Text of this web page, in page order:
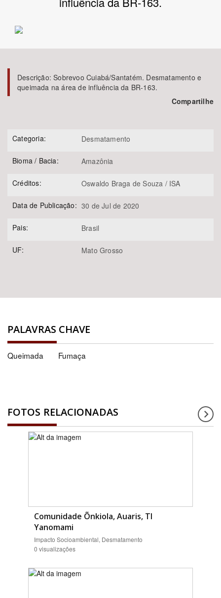
Tema
Subtema
Descrição:Sobrevoo Cuiabá/Santatém. Desmatamento e
queimada na área de influência da BR-163.
Compartilhe
Categoria: Desmatamento
Bioma / Bacia: Amazônia
Créditos: Oswaldo Braga de Souza / ISA
Data de Publicação: 30 de Jul de 2020
Pais: Brasil
UF: Mato Grosso
PALAVRAS CHAVE
Queimada Fumaça
FOTOS RELACIONADAS
Comunidade Õnkiola, Auaris, TI
Yanomami
Impacto Socioambiental, Desmatamento
0 visualizações